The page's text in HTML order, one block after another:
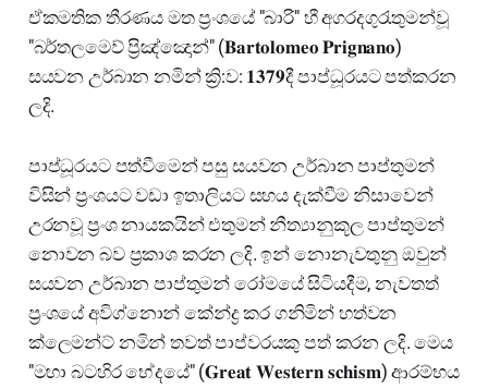
ඒකමතික තීරණය මත ප්‍රංශයේ "බාරි" හී අගරදගුරැතුමන්වූ
"බර්තලමෙව් ප්‍රිඤ්ඤොන්" (𝐁𝐚𝐫𝐭𝐨𝐥𝐨𝐦𝐞𝐨 𝐏𝐫𝐢𝐠𝐧𝐚𝐧𝐨)
සයවන උර්බාන නමින් ක්‍රි:ව: 𝟏𝟑𝟕𝟗දී පාප්ධූරයට පත්කරන
ලදි.
පාප්ධූරයට පත්වීමෙන් පසු සයවන උර්බාන පාප්තුමන්
විසින් ප්‍රංශයට වඩා ඉතාලියට සහය දැක්වීම නිසාවෙන්
උරනවූ ප්‍රංශ නායකයින් එතුමන් නීත්‍යානුකූල පාප්තුමන්
නොවන බව ප්‍රකාශ කරන ලදි. ඉන් නොනැවතුනු ඔවුන්
සයවන උර්බාන පාප්තුමන් රෝමයේ සිටියදීම, නැවතත්
ප්‍රංශයේ අවිග්නොන් කේන්ද්‍ර කර ගනිමින් හත්වන
ක්ලෙමන්ට් නමින් තවත් පාප්වරයකු පත් කරන ලදි. මෙය
"මහා බටහිර භේදයේ" (𝐆𝐫𝐞𝐚𝐭 𝐖𝐞𝐬𝐭𝐞𝐫𝐧 𝐬𝐜𝐡𝐢𝐬𝐦) ආරම්භය